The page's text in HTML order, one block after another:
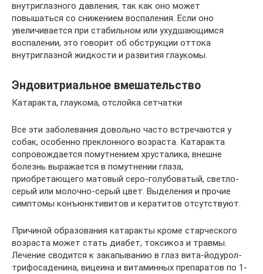
внутриглазного давления, так как оно может
повышаться со снижением воспаления. Если оно
увеличивается при стабильном или ухудшающимся
воспалении, это говорит об обструкции оттока
внутриглазной жидкости и развития глаукомы.
Эндовитриальное вмешательство
Катаракта, глаукома, отслойка сетчатки
Все эти заболевания довольно часто встречаются у
собак, особенно преклонного возраста. Катаракта
сопровождается помутнением хрусталика, внешне
болезнь выражается в помутнении глаза,
приобретающего матовый серо-голубоватый, светло-
серый или молочно-серый цвет. Выделения и прочие
симптомы конъюнктивитов и кератитов отсутствуют.
Причиной образования катаракты кроме старческого
возраста может стать диабет, токсикоз и травмы.
Лечение сводится к закапыванию в глаз вита-йодурол-
трифосаденина, вицеина и витаминных препаратов по 1-